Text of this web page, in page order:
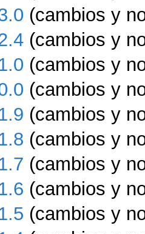
(cambios y
(cambios y
(cambios y
(cambios y
(cambios y
(cambios y
(cambios y
(cambios y
(cambios y